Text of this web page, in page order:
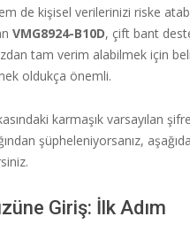
de kişisel verilerinizi riske
VMG8924-B10D, çift bant
tam verim alabilmek için
oldukça önemli.
karmaşık varsayılan
şüpheleniyorsanız,
Giriş: İlk Adım